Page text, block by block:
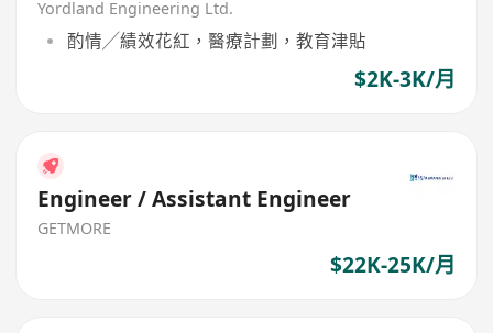
Yordland Engineering Ltd.
酌情╱績效花紅，醫療計劃，教育津貼
$2K-3K/月
Engineer / Assistant Engineer
GETMORE
$22K-25K/月